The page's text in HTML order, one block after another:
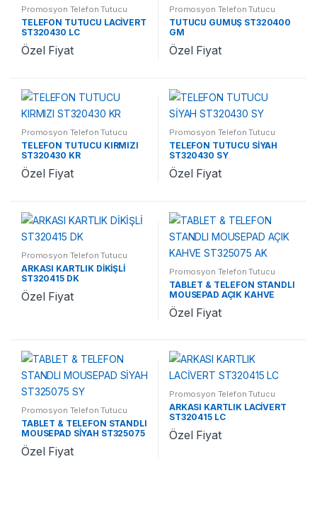
Promosyon Telefon Tutucu
TELEFON TUTUCU LACİVERT
ST320430 LC
Özel Fiyat
Promosyon Telefon Tutucu
TUTUCU GÜMÜŞ ST320400
GM
Özel Fiyat
Promosyon Telefon Tutucu
TELEFON TUTUCU KIRMIZI
ST320430 KR
Özel Fiyat
Promosyon Telefon Tutucu
TELEFON TUTUCU SİYAH
ST320430 SY
Özel Fiyat
Promosyon Telefon Tutucu
ARKASI KARTLIK DİKİŞLİ
ST320415 DK
Özel Fiyat
Promosyon Telefon Tutucu
TABLET & TELEFON STANDLI
MOUSEPAD AÇIK KAHVE
ST325075 AK
Özel Fiyat
Promosyon Telefon Tutucu
TABLET & TELEFON STANDLI
MOUSEPAD SİYAH ST325075
SY
Özel Fiyat
Promosyon Telefon Tutucu
ARKASI KARTLIK LACİVERT
ST320415 LC
Özel Fiyat